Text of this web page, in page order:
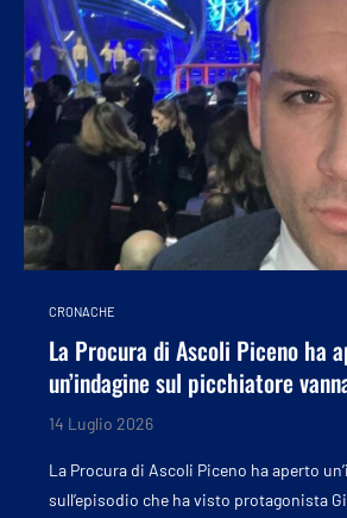
CRONACHE
La Procura di Ascoli Piceno ha
un’indagine sul picchiatore
14 Luglio 2026
La Procura di Ascoli Piceno ha aperto
sull’episodio che ha visto protagonista